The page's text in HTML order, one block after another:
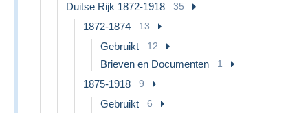
Duitse Rijk 1872-1918 35
1872-1874 13
Gebruikt 12
Brieven en Documenten 1
1875-1918 9
Gebruikt 6